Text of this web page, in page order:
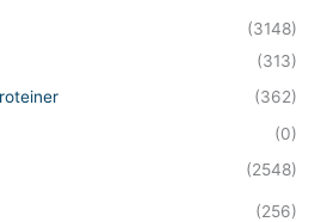
(3148)
(313)
(362)
(0)
(2548)
(256)